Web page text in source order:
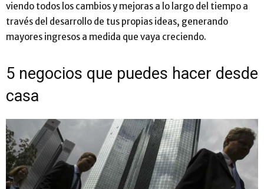
viendo todos los cambios y mejoras a lo largo del tiempo a
través del desarrollo de tus propias ideas, generando
mayores ingresos a medida que vaya creciendo.
5 negocios que puedes hacer desde
casa